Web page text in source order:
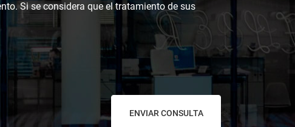
Si se considera que el tratamiento de sus